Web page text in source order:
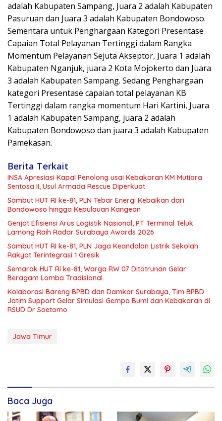
adalah Kabupaten Sampang, Juara 2 adalah Kabupaten
Pasuruan dan Juara 3 adalah Kabupaten Bondowoso.
Sementara untuk Penghargaan Kategori Presentase
Capaian Total Pelayanan Tertinggi dalam Rangka
Momentum Pelayanan Sejuta Akseptor, Juara 1 adalah
Kabupaten Nganjuk, juara 2 Kota Mojokerto dan Juara
3 adalah Kabupaten Sampang. Sedang Penghargaan
kategori Presentase capaian total pelayanan KB
Tertinggi dalam rangka momentum Hari Kartini, Juara
1 adalah Kabupaten Sampang, juara 2 adalah
Kabupaten Bondowoso dan juara 3 adalah Kabupaten
Pamekasan.
Berita Terkait
INSA Apresiasi Kapal Penolong usai Kebakaran KM Mutiara
Sentosa II, Usul Armada Rescue Diperkuat
Sambut HUT RI ke-81, PLN Tebar Energi Kebaikan dari
Bondowoso hingga Kepulauan Kangean
Genjot Efisiensi Arus Logistik Nasional, PT Terminal Teluk
Lamong Raih Radar Surabaya Awards 2026
Sambut HUT RI ke-81, PLN Jaga Keandalan Listrik Sekolah
Rakyat Terintegrasi 1 Gresik
Semarak HUT RI ke-81, Warga RW 07 Ditotrunan Gelar
Beragam Lomba Tradisional.
Kolaborasi Bareng BPBD dan Damkar Surabaya, Tim BPBD
Jatim Support Gelar Simulasi Gempa Bumi dan Kebakaran di
RSUD Dr Soetomo
Jawa Timur
Baca Juga